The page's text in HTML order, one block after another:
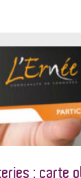
: carte